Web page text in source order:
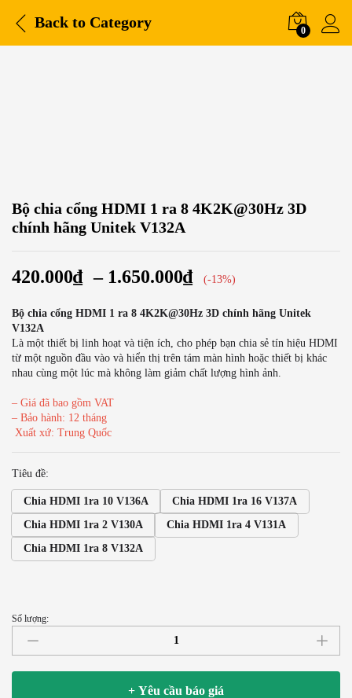
Back to Category 0
Bộ chia cổng HDMI 1 ra 8 4K2K@30Hz 3D
chính hãng Unitek V132A
420.000₫ – 1.650.000₫ (-13%)
Bộ chia cổng HDMI 1 ra 8 4K2K@30Hz 3D chính hãng Unitek
V132A
Là một thiết bị linh hoạt và tiện ích, cho phép bạn chia sẻ tín hiệu HDMI
từ một nguồn đầu vào và hiển thị trên tám màn hình hoặc thiết bị khác
nhau cùng một lúc mà không làm giảm chất lượng hình ảnh.
– Giá đã bao gồm VAT
– Bảo hành: 12 tháng
Xuất xứ: Trung Quốc
Tiêu đề:
Chia HDMI 1ra 10 V136A
Chia HDMI 1ra 16 V137A
Chia HDMI 1ra 2 V130A
Chia HDMI 1ra 4 V131A
Chia HDMI 1ra 8 V132A
Bộ
chia
Số lượng:
+ Yêu cầu báo giá